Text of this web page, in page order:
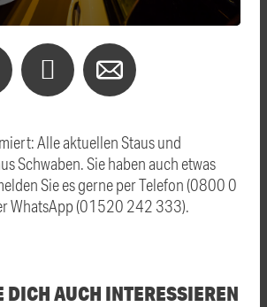
Alle aktuellen Staus und
Schwaben. Sie haben auch etwas
Sie es gerne per Telefon (0800 0
WhatsApp (01520 242 333).
DICH AUCH INTERESSIEREN